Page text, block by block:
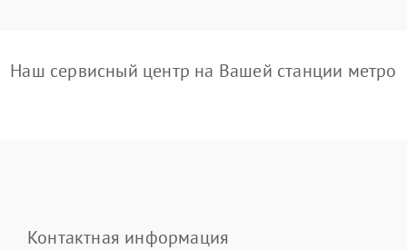
Наш сервисный центр на Вашей станции метро
Контактная информация